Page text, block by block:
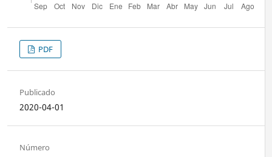
PDF
Publicado
2020-04-01
Número